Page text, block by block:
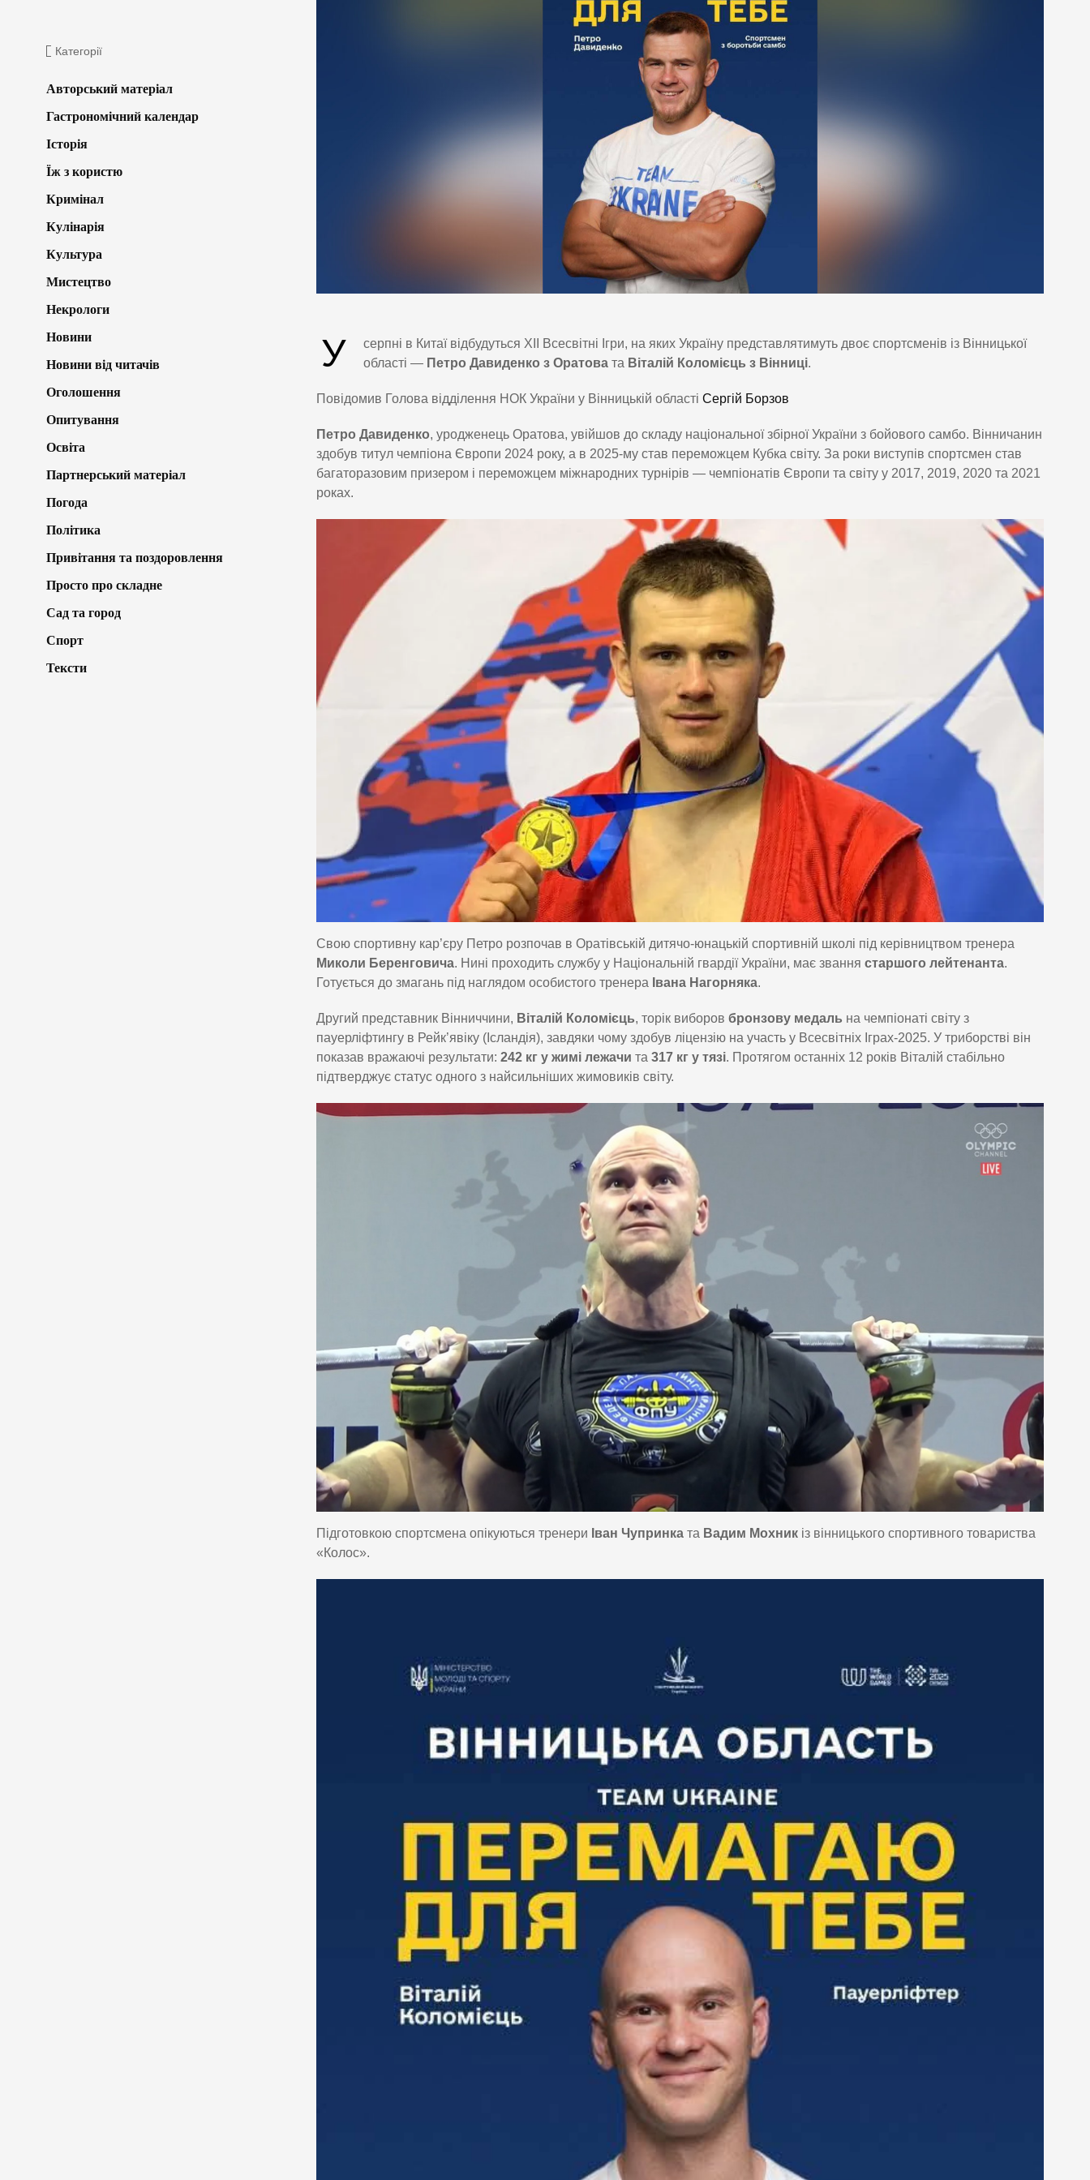
У
серпні в Китаї відбудуться XII Всесвітні Ігри, на яких Україну представлятимуть двоє спортсменів із Вінницької
області — Петро Давиденко з Оратовата Віталій Коломієць з Вінниці.
Повідомив Голова відділення НОК України у Вінницькій області Сергій Борзов
Петро Давиденко, уродженець Оратова, увійшов до складу національної збірної України з бойового самбо. Вінничанин
здобув титул чемпіона Європи 2024 року, а в 2025-му став переможцем Кубка світу. За роки виступів спортсмен став
багаторазовим призером і переможцем міжнародних турнірів — чемпіонатів Європи та світу у 2017, 2019, 2020 та 2021
роках.
Свою спортивну кар’єру Петро розпочав в Оратівській дитячо-юнацькій спортивній школі під керівництвом тренера
Миколи Беренговича. Нині проходить службу у Національній гвардії України, має звання старшого лейтенанта.
Готується до змагань під наглядом особистого тренера Івана Нагорняка.
Другий представник Вінниччини, Віталій Коломієць, торік виборов бронзову медаль на чемпіонаті світу з
пауерліфтингу в Рейк’явіку (Ісландія), завдяки чому здобув ліцензію на участь у Всесвітніх Іграх-2025. У триборстві він
показав вражаючі результати: 242 кг у жимі лежачи та 317 кг у тязі. Протягом останніх 12 років Віталій стабільно
підтверджує статус одного з найсильніших жимовиків світу.
Підготовкою спортсмена опікуються тренери Іван Чупринката Вадим Мохникіз вінницького спортивного товариства
«Колос».
Категорії
Авторський матеріал
Гастрономічний календар
Історія
Їж з користю
Кримінал
Кулінарія
Культура
Мистецтво
Некрологи
Новини
Новини від читачів
Оголошення
Опитування
Освіта
Партнерський матеріал
Погода
Політика
Привітання та поздоровлення
Просто про складне
Сад та город
Спорт
Тексти